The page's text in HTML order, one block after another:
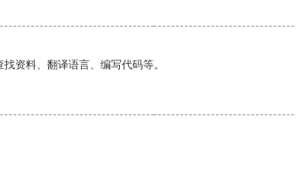
资料、翻译语言、编写代码等。